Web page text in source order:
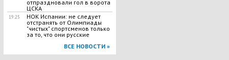
отпраздновали гол в ворота
ЦСКА
19:25
НОК Испании: не следует
отстранять от Олимпиады
"чистых" спортсменов только
за то, что они русские
ВСЕ НОВОСТИ »